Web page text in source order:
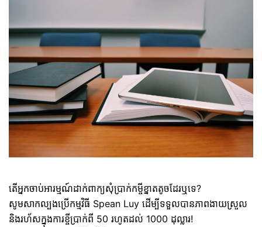
តើអ្នកចាប់អារម្មណ៍ដាក់ពាក្យសុំប្រាក់កម្ចីខ្នាតតូចដែរឬទេ?
សូមសាកល្បងប្រើកម្មវិធី Spean Luy ដើម្បីទទួលបានភាពងាយស្រួល
និងរហ័សក្នុងការខ្ចីប្រាក់ពី 50 រហូតដល់ 1000 ដុល្លារ!